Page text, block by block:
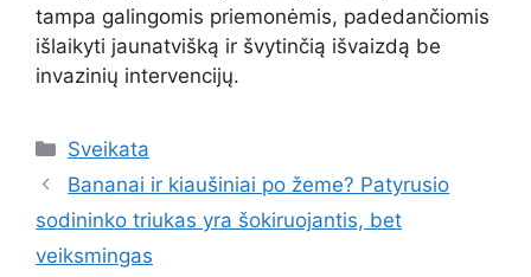
tampa galingomis priemonėmis, padedančiomis
išlaikyti jaunatvišką ir švytinčią išvaizdą be
invazinių intervencijų.
Kategorijos
Sveikata
Bananai ir kiaušiniai po žeme? Patyrusio
sodininko triukas yra šokiruojantis, bet
veiksmingas